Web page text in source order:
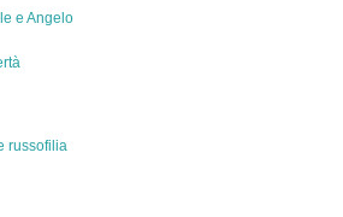
e Angelo
russofilia